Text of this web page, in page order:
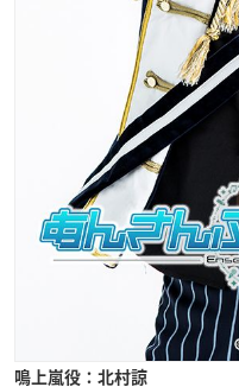
鳴上嵐役：北村諒